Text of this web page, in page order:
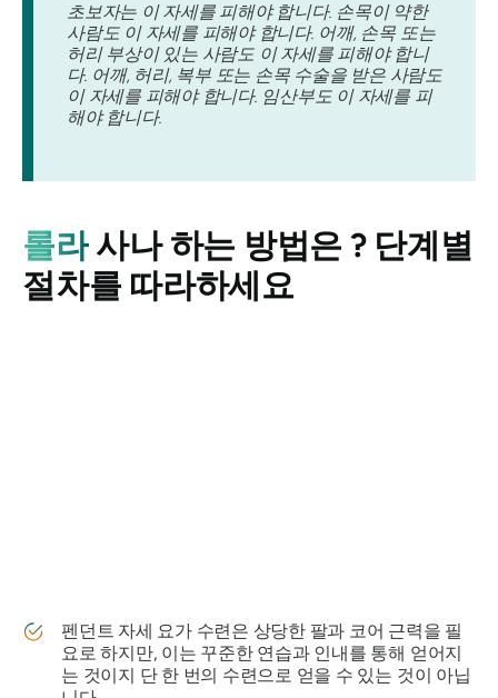
초보자는 이 자세를 피해야 합니다. 손목이 약한
사람도 이 자세를 피해야 합니다. 어깨, 손목 또는
허리 부상이 있는 사람도 이 자세를 피해야 합니
다. 어깨, 허리, 복부 또는 손목 수술을 받은 사람도
이 자세를 피해야 합니다. 임산부도 이 자세를 피
해야 합니다.
롤라사나 하는 방법은 ? 단계별
절차를 따라하세요
펜던트 자세 요가 수련은 상당한 팔과 코어 근력을 필
요로 하지만, 이는 꾸준한 연습과 인내를 통해 얻어지
는 것이지 단 한 번의 수련으로 얻을 수 있는 것이 아닙